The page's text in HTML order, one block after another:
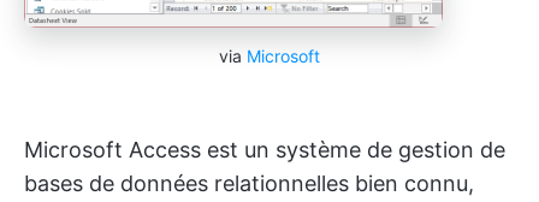
via Microsoft
Microsoft Access est un système de gestion de
bases de données relationnelles bien connu,